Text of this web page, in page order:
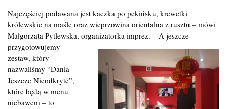
Najczęściej podawana jest kaczka po pekińsku, krewetki
królewskie na maśle oraz wieprzowina orientalna z rusztu – mówi
Małgorzata Pytlewska, organizatorka imprez. – A jeszcze
przygotowujemy
zestaw, który
nazwaliśmy “Dania
Jeszcze Nieodkryte”,
które będą w menu
niebawem – to